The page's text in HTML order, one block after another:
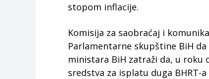
stopom inflacije.
Komisija za saobraćaj i
Parlamentarne skupštine BiH
ministara BiH zatraži da, u roku
sredstva za isplatu duga BHRT-